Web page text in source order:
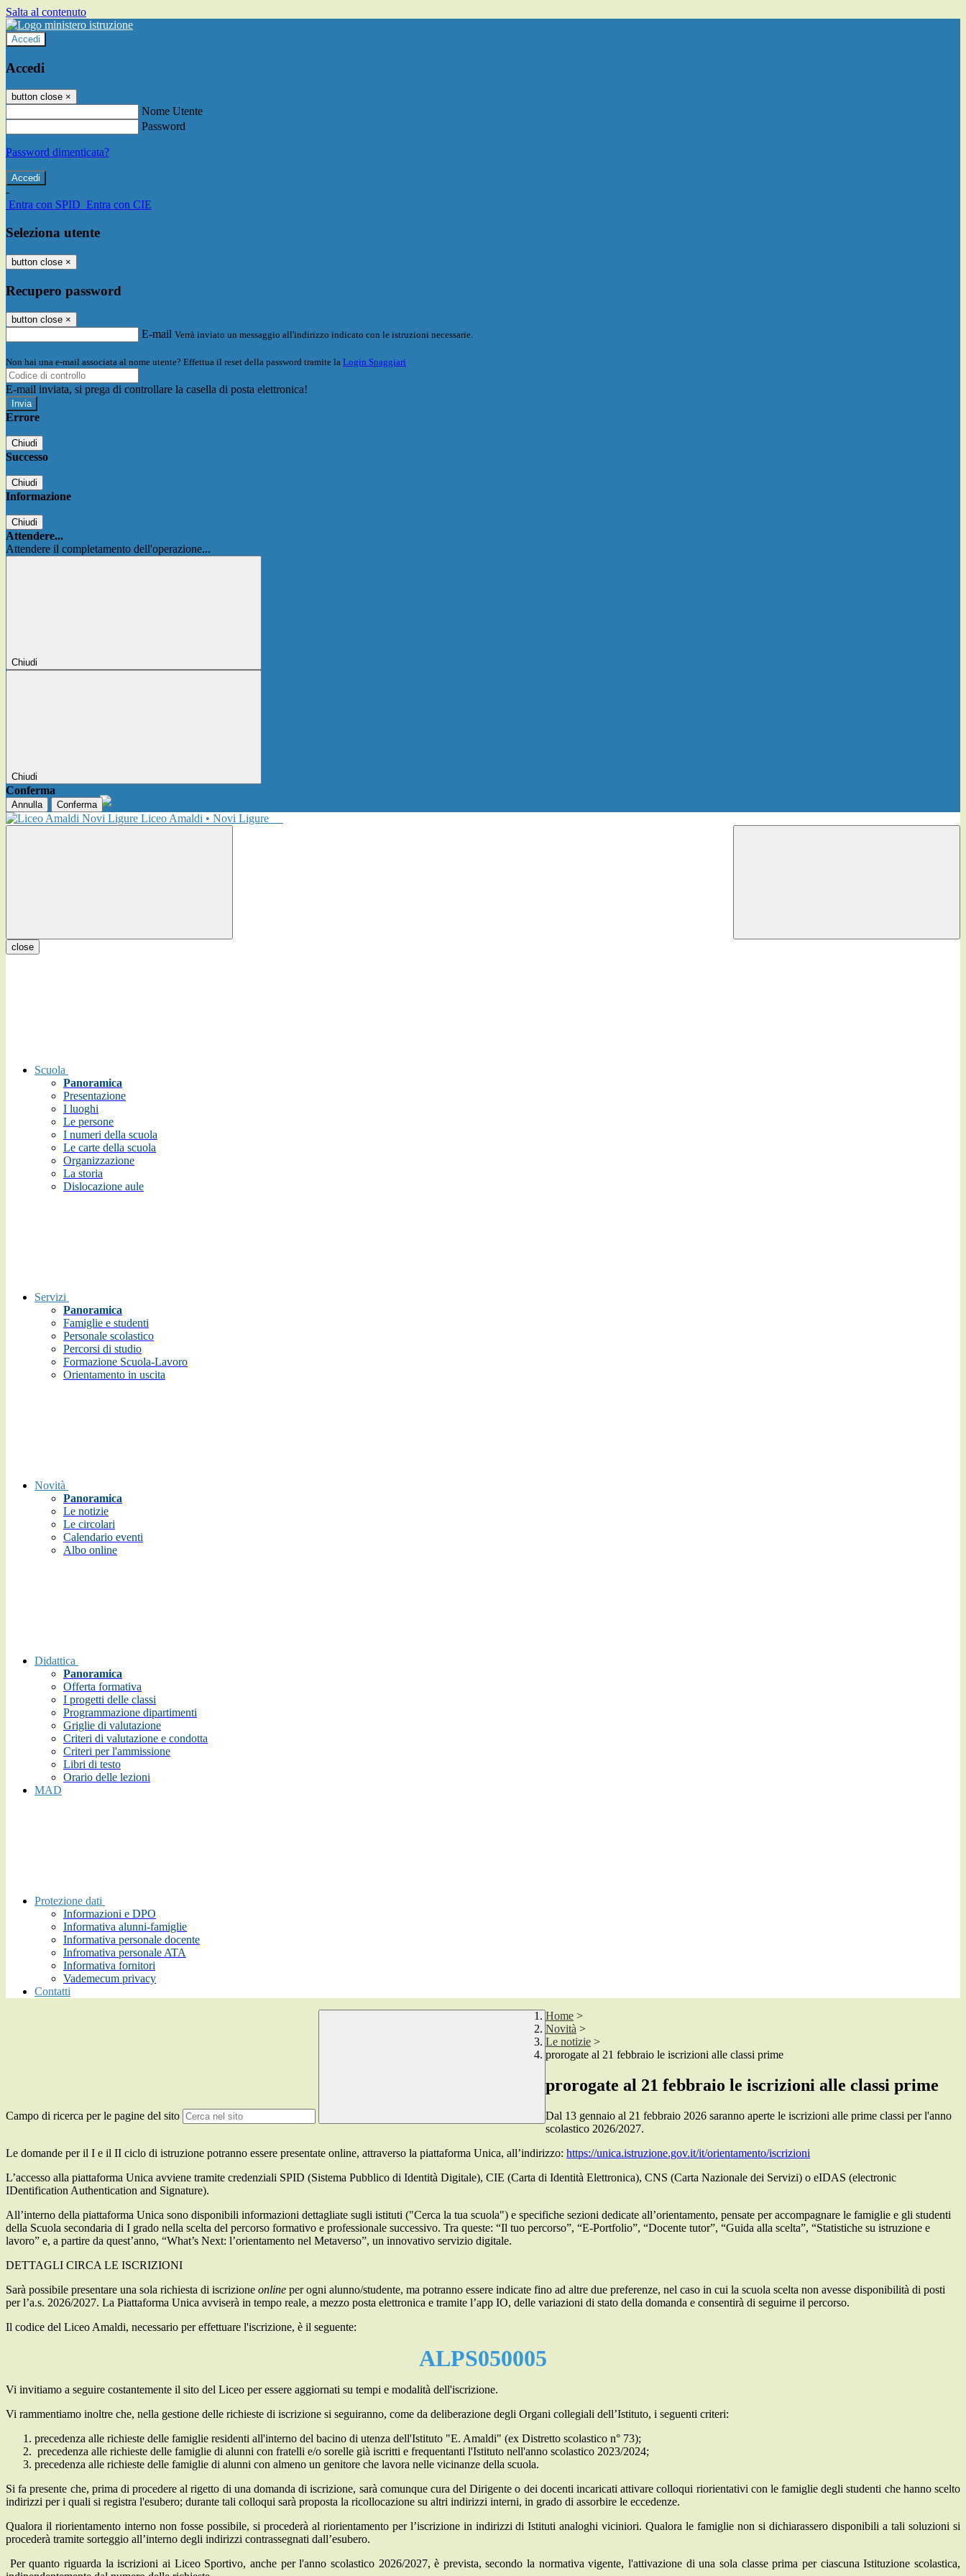
Salta al contenuto
Accedi
Accedi
button close ×
Nome Utente
Password
Password dimenticata?
-
Entra con SPID Entra con CIE
Seleziona utente
button close ×
Recupero password
button close ×
E-mail Verrà inviato un messaggio all'indirizzo indicato con le istruzioni necessarie.
Non hai una e-mail associata al nome utente? Effettua il reset della password tramite la Login Spaggiari
E-mail inviata, si prega di controllare la casella di posta elettronica!
Errore
Chiudi
Successo
Chiudi
Informazione
Chiudi
Attendere...
Attendere il completamento dell'operazione...
Chiudi
Chiudi
Conferma
Annulla Conferma
Liceo Amaldi • Novi Ligure
close
Scuola
Panoramica
Presentazione
I luoghi
Le persone
I numeri della scuola
Le carte della scuola
Organizzazione
La storia
Dislocazione aule
Servizi
Panoramica
Famiglie e studenti
Personale scolastico
Percorsi di studio
Formazione Scuola-Lavoro
Orientamento in uscita
Novità
Panoramica
Le notizie
Le circolari
Calendario eventi
Albo online
Didattica
Panoramica
Offerta formativa
I progetti delle classi
Programmazione dipartimenti
Griglie di valutazione
Criteri di valutazione e condotta
Criteri per l'ammissione
Libri di testo
Orario delle lezioni
MAD
Protezione dati
Informazioni e DPO
Informativa alunni-famiglie
Informativa personale docente
Infromativa personale ATA
Informativa fornitori
Vademecum privacy
Contatti
Campo di ricerca per le pagine del sito
Home >
Novità >
Le notizie >
prorogate al 21 febbraio le iscrizioni alle classi prime
prorogate al 21 febbraio le iscrizioni alle classi prime
Dal 13 gennaio al 21 febbraio 2026 saranno aperte le iscrizioni alle prime classi per l'anno
scolastico 2026/2027.
Le domande per il I e il II ciclo di istruzione potranno essere presentate online, attraverso la piattaforma Unica, all’indirizzo: https://unica.istruzione.gov.it/it/orientamento/iscrizioni
L’accesso alla piattaforma Unica avviene tramite credenziali SPID (Sistema Pubblico di Identità Digitale), CIE (Carta di Identità Elettronica), CNS (Carta Nazionale dei Servizi) o eIDAS (electronic
IDentification Authentication and Signature).
All’interno della piattaforma Unica sono disponibili informazioni dettagliate sugli istituti ("Cerca la tua scuola") e specifiche sezioni dedicate all’orientamento, pensate per accompagnare le famiglie e gli studenti
della Scuola secondaria di I grado nella scelta del percorso formativo e professionale successivo. Tra queste: “Il tuo percorso”, “E-Portfolio”, “Docente tutor”, “Guida alla scelta”, “Statistiche su istruzione e
lavoro” e, a partire da quest’anno, “What’s Next: l’orientamento nel Metaverso”, un innovativo servizio digitale.
DETTAGLI CIRCA LE ISCRIZIONI
Sarà possibile presentare una sola richiesta di iscrizione online per ogni alunno/studente, ma potranno essere indicate fino ad altre due preferenze, nel caso in cui la scuola scelta non avesse disponibilità di posti
per l’a.s. 2026/2027. La Piattaforma Unica avviserà in tempo reale, a mezzo posta elettronica e tramite l’app IO, delle variazioni di stato della domanda e consentirà di seguirne il percorso.
Il codice del Liceo Amaldi, necessario per effettuare l'iscrizione, è il seguente:
ALPS050005
Vi invitiamo a seguire costantemente il sito del Liceo per essere aggiornati su tempi e modalità dell'iscrizione.
Vi rammentiamo inoltre che, nella gestione delle richieste di iscrizione si seguiranno, come da deliberazione degli Organi collegiali dell’Istituto, i seguenti criteri:
precedenza alle richieste delle famiglie residenti all'interno del bacino di utenza dell'Istituto "E. Amaldi" (ex Distretto scolastico n° 73);
precedenza alle richieste delle famiglie di alunni con fratelli e/o sorelle già iscritti e frequentanti l'Istituto nell'anno scolastico 2023/2024;
precedenza alle richieste delle famiglie di alunni con almeno un genitore che lavora nelle vicinanze della scuola.
Si fa presente che, prima di procedere al rigetto di una domanda di iscrizione, sarà comunque cura del Dirigente o dei docenti incaricati attivare colloqui riorientativi con le famiglie degli studenti che hanno scelto
indirizzi per i quali si registra l'esubero; durante tali colloqui sarà proposta la ricollocazione su altri indirizzi interni, in grado di assorbire le eccedenze.
Qualora il riorientamento interno non fosse possibile, si procederà al riorientamento per l’iscrizione in indirizzi di Istituti analoghi viciniori. Qualora le famiglie non si dichiarassero disponibili a tali soluzioni si
procederà tramite sorteggio all’interno degli indirizzi contrassegnati dall’esubero.
Per quanto riguarda la iscrizioni ai Liceo Sportivo, anche per l'anno scolastico 2026/2027, è prevista, secondo la normativa vigente, l'attivazione di una sola classe prima per ciascuna Istituzione scolastica,